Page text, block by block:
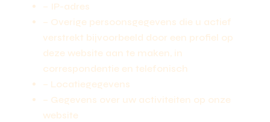
– IP-adres
– Overige persoonsgegevens die u actief
verstrekt bijvoorbeeld door een profiel op
deze website aan te maken, in
correspondentie en telefonisch
– Locatiegegevens
– Gegevens over uw activiteiten op onze
website